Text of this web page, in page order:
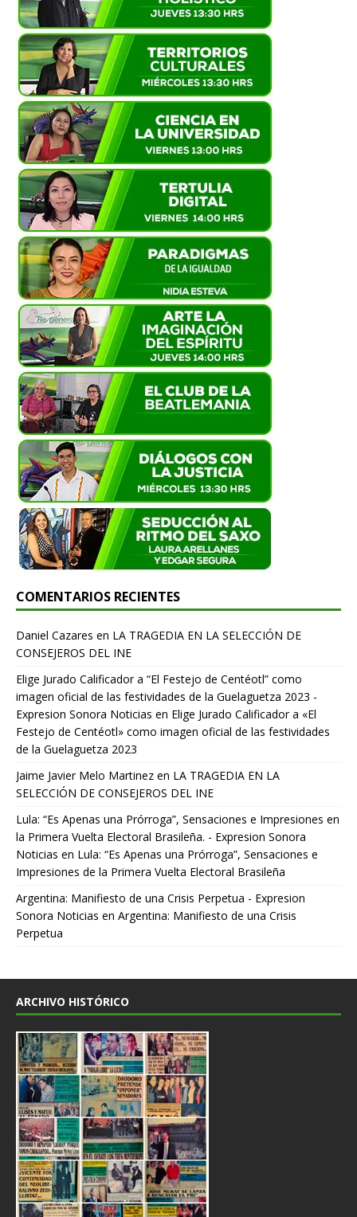
COMENTARIOS RECIENTES
Daniel Cazares en LA TRAGEDIA EN LA SELECCIÓN DE
CONSEJEROS DEL INE
Elige Jurado Calificador a “El Festejo de Centéotl” como
imagen oficial de las festividades de la Guelaguetza 2023 -
Expresion Sonora Noticias en Elige Jurado Calificador a «El
Festejo de Centéotl» como imagen oficial de las festividades
de la Guelaguetza 2023
Jaime Javier Melo Martinez en LA TRAGEDIA EN LA
SELECCIÓN DE CONSEJEROS DEL INE
Lula: “Es Apenas una Prórroga”, Sensaciones e Impresiones en
la Primera Vuelta Electoral Brasileña. - Expresion Sonora
Noticias en Lula: “Es Apenas una Prórroga”, Sensaciones e
Impresiones de la Primera Vuelta Electoral Brasileña
Argentina: Manifiesto de una Crisis Perpetua - Expresion
Sonora Noticias en Argentina: Manifiesto de una Crisis
Perpetua
ARCHIVO HISTÓRICO